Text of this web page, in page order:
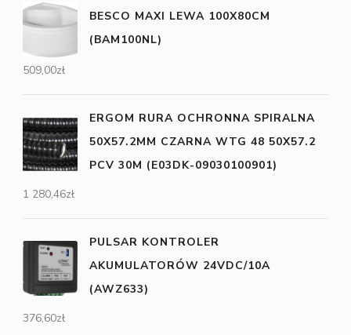
BESCO MAXI LEWA 100X80CM
(BAM100NL)
509,00zł
ERGOM RURA OCHRONNA SPIRALNA
50X57.2MM CZARNA WTG 48 50X57.2
PCV 30M (E03DK-09030100901)
1 280,46zł
PULSAR KONTROLER
AKUMULATORÓW 24VDC/10A
(AWZ633)
376,60zł